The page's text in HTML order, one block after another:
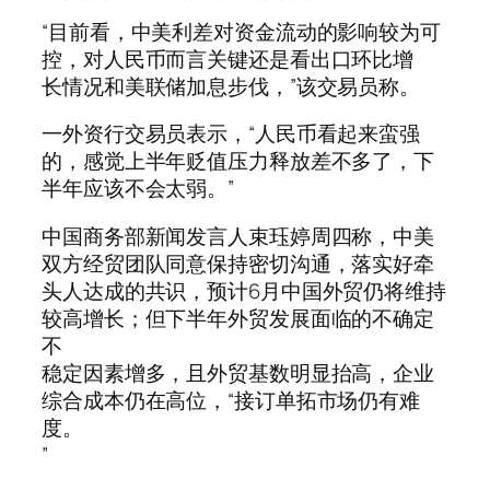
“目前看，中美利差对资金流动的影响较为可
控，对人民币而言关键还是看出口环比增
长情况和美联储加息步伐，”该交易员称。
一外资行交易员表示，“人民币看起来蛮强
的，感觉上半年贬值压力释放差不多了，下
半年应该不会太弱。”
中国商务部新闻发言人束珏婷周四称，中美
双方经贸团队同意保持密切沟通，落实好牵
头人达成的共识，预计6月中国外贸仍将维持
较高增长；但下半年外贸发展面临的不确定
不
稳定因素增多，且外贸基数明显抬高，企业
综合成本仍在高位，“接订单拓市场仍有难
度。
”